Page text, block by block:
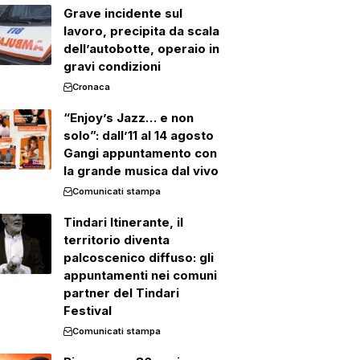
Grave incidente sul
lavoro, precipita da scala
dell’autobotte, operaio in
gravi condizioni
Cronaca
“Enjoy’s Jazz… e non
solo”: dall’11 al 14 agosto
Gangi appuntamento con
la grande musica dal vivo
Comunicati stampa
Tindari Itinerante, il
territorio diventa
palcoscenico diffuso: gli
appuntamenti nei comuni
partner del Tindari
Festival
Comunicati stampa